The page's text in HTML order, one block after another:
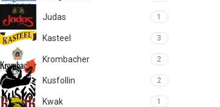
Judas 1
Kasteel 3
Krombacher 2
Kusfollin 2
Kwak 1